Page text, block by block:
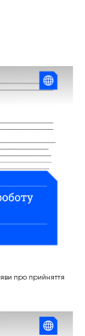
про прийняття